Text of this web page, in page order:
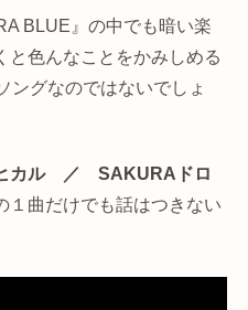
BLUE』の中でも暗い楽
と色んなことをかみしめる
ングなのではないでしょ
カル ／ SAKURAドロ
１曲だけでも話はつきない